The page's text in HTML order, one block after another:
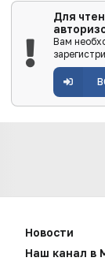
Для
Вам
Новости
Наш канал в